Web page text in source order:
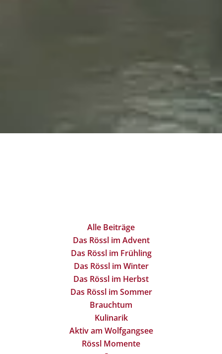
Alle Beiträge
Das Rössl im Advent
Das Rössl im Frühling
Das Rössl im Winter
Das Rössl im Herbst
Das Rössl im Sommer
Brauchtum
Kulinarik
Aktiv am Wolfgangsee
Rössl Momente